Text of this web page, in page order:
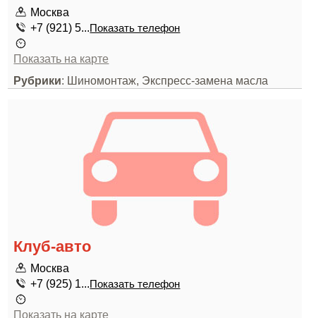
Москва
+7 (921) 5...Показать телефон
Показать на карте
Рубрики: Шиномонтаж, Экспресс-замена масла
Клуб-авто
Москва
+7 (925) 1...Показать телефон
Показать на карте